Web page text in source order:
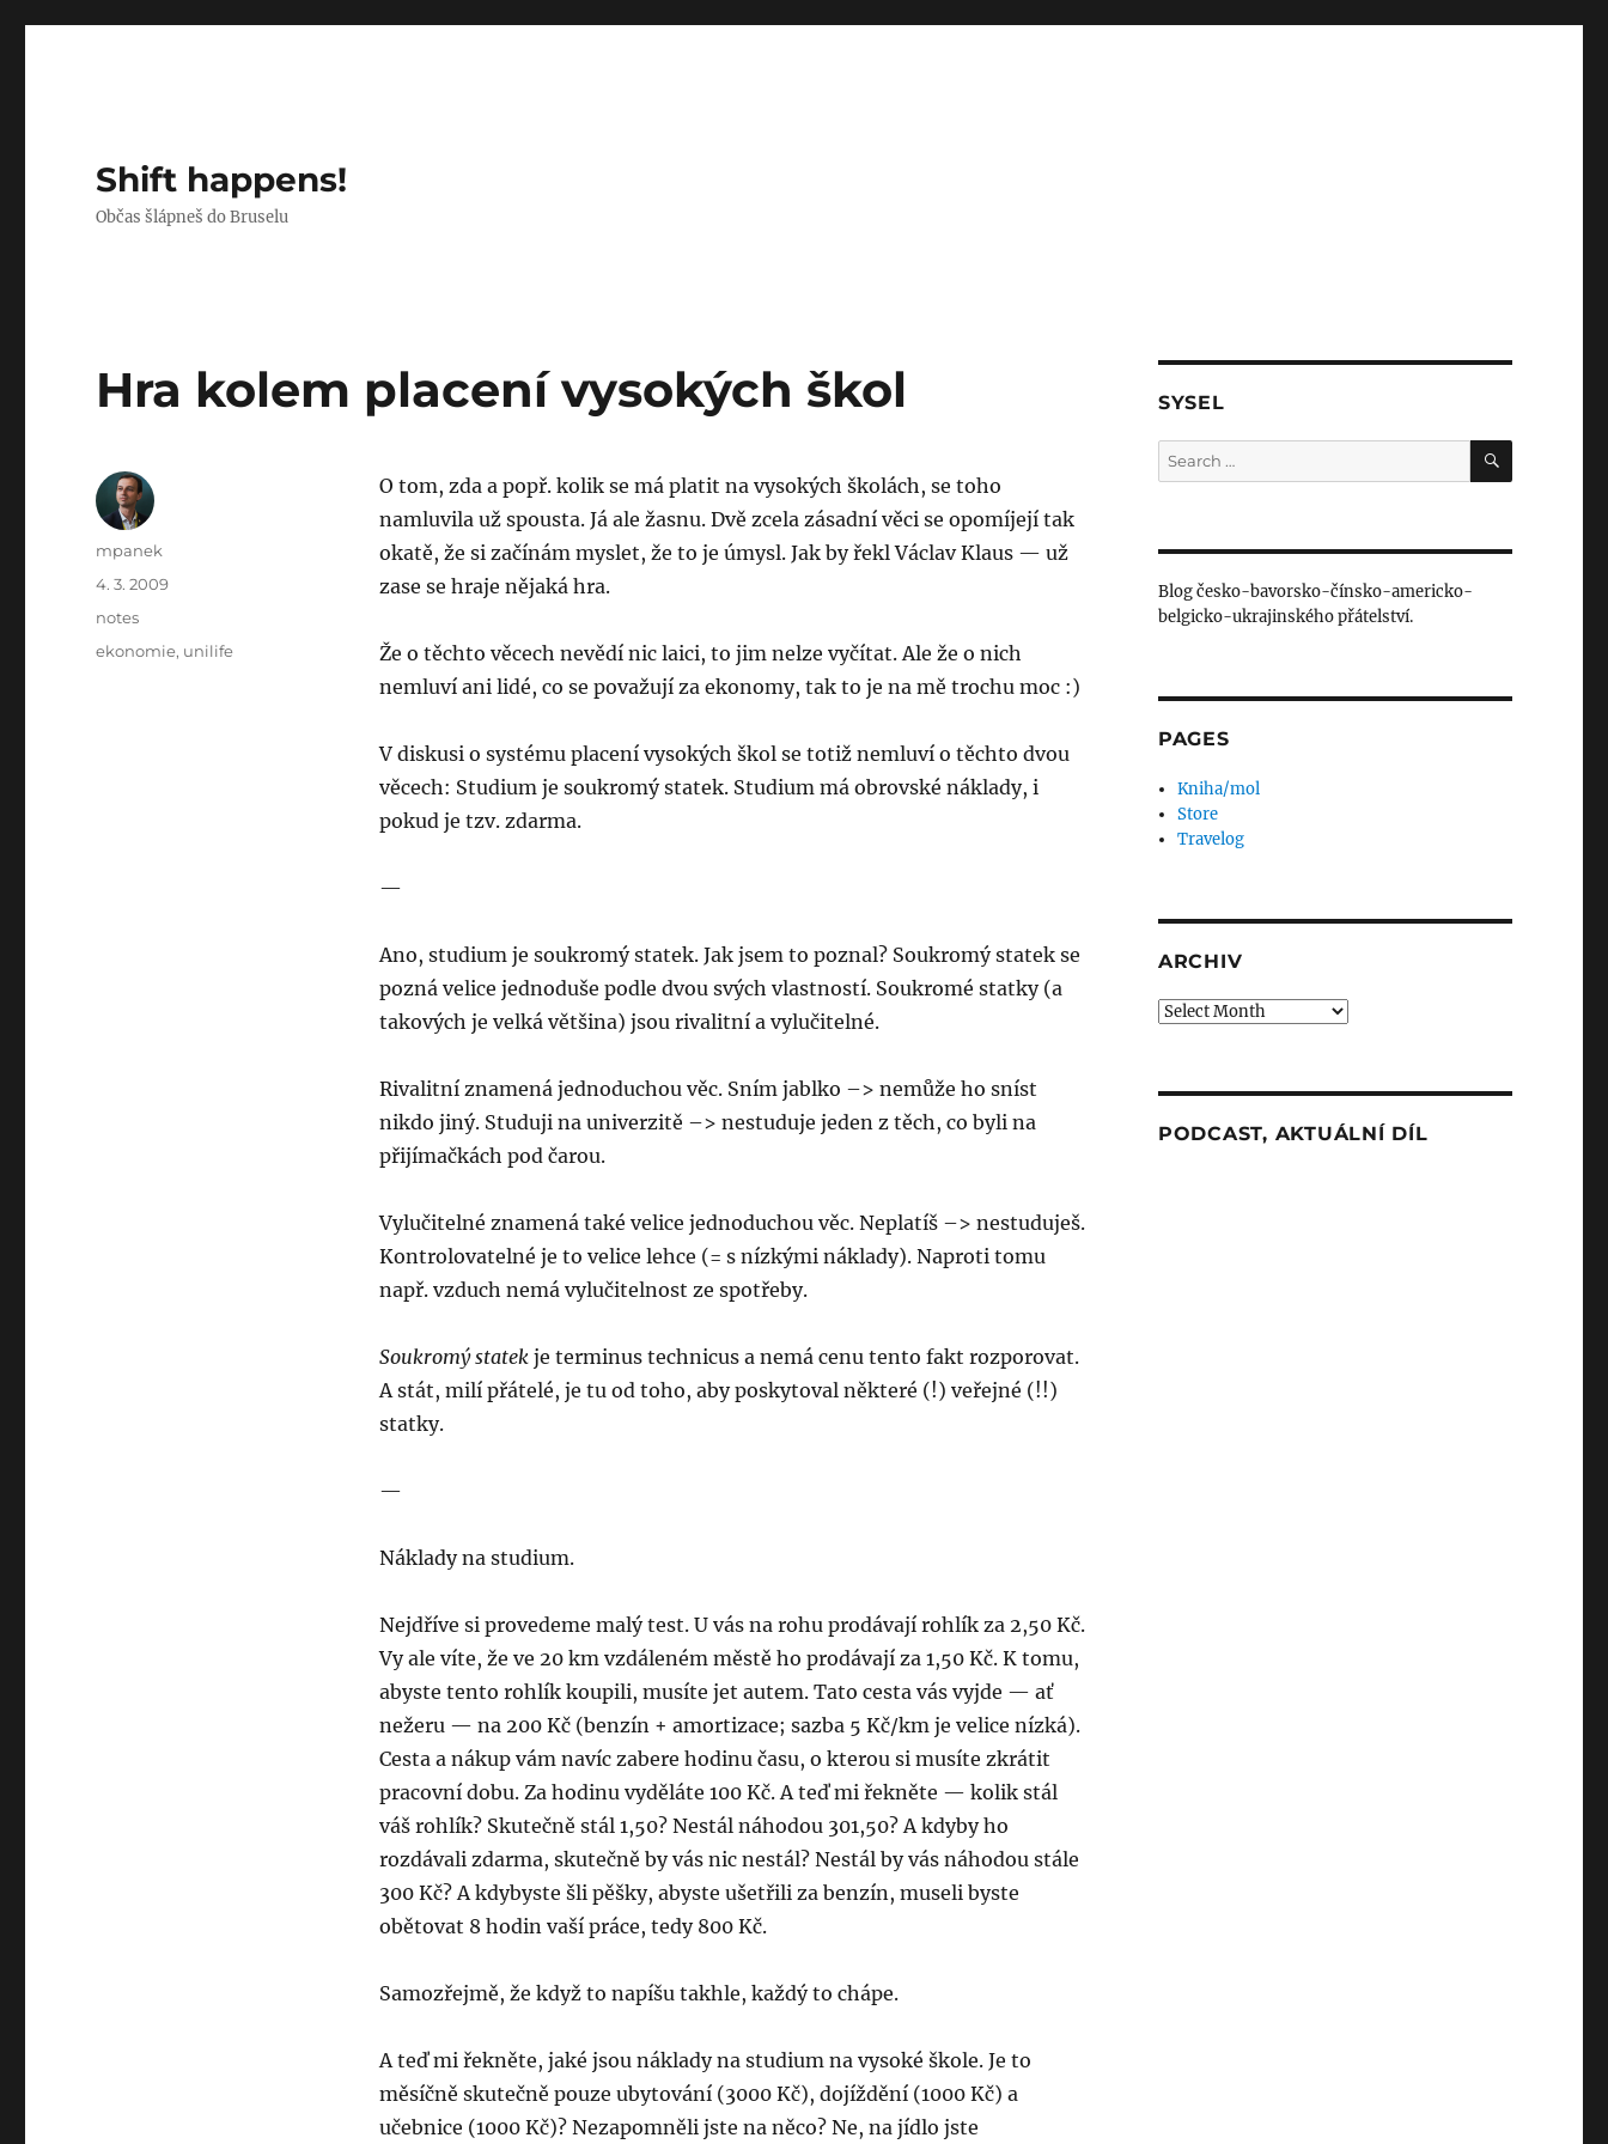
Shift happens!
Občas šlápneš do Bruselu
Hra kolem placení vysokých škol
O tom, zda a popř. kolik se má platit na vysokých školách, se toho
namluvila už spousta. Já ale žasnu. Dvě zcela zásadní věci se opomíjejí tak
okatě, že si začínám myslet, že to je úmysl. Jak by řekl Václav Klaus — už
zase se hraje nějaká hra.
Že o těchto věcech nevědí nic laici, to jim nelze vyčítat. Ale že o nich
nemluví ani lidé, co se považují za ekonomy, tak to je na mě trochu moc :)
V diskusi o systému placení vysokých škol se totiž nemluví o těchto dvou
věcech: Studium je soukromý statek. Studium má obrovské náklady, i
pokud je tzv. zdarma.
—
Ano, studium je soukromý statek. Jak jsem to poznal? Soukromý statek se
pozná velice jednoduše podle dvou svých vlastností. Soukromé statky (a
takových je velká většina) jsou rivalitní a vylučitelné.
Rivalitní znamená jednoduchou věc. Sním jablko –> nemůže ho sníst
nikdo jiný. Studuji na univerzitě –> nestuduje jeden z těch, co byli na
přijímačkách pod čarou.
Vylučitelné znamená také velice jednoduchou věc. Neplatíš –> nestuduješ.
Kontrolovatelné je to velice lehce (= s nízkými náklady). Naproti tomu
např. vzduch nemá vylučitelnost ze spotřeby.
Soukromý statekje terminus technicus a nemá cenu tento fakt rozporovat.
A stát, milí přátelé, je tu od toho, aby poskytoval některé (!) veřejné (!!)
statky.
—
Náklady na studium.
Nejdříve si provedeme malý test. U vás na rohu prodávají rohlík za 2,50 Kč.
Vy ale víte, že ve 20 km vzdáleném městě ho prodávají za 1,50 Kč. K tomu,
abyste tento rohlík koupili, musíte jet autem. Tato cesta vás vyjde — ať
nežeru — na 200 Kč (benzín + amortizace; sazba 5 Kč/km je velice nízká).
Cesta a nákup vám navíc zabere hodinu času, o kterou si musíte zkrátit
pracovní dobu. Za hodinu vyděláte 100 Kč. A teď mi řekněte — kolik stál
váš rohlík? Skutečně stál 1,50? Nestál náhodou 301,50? A kdyby ho
rozdávali zdarma, skutečně by vás nic nestál? Nestál by vás náhodou stále
300 Kč? A kdybyste šli pěšky, abyste ušetřili za benzín, museli byste
obětovat 8 hodin vaší práce, tedy 800 Kč.
Samozřejmě, že když to napíšu takhle, každý to chápe.
A teď mi řekněte, jaké jsou náklady na studium na vysoké škole. Je to
měsíčně skutečně pouze ubytování (3000 Kč), dojíždění (1000 Kč) a
učebnice (1000 Kč)? Nezapomněli jste na něco? Ne, na jídlo jste
Author
mpanek
Posted
4. 3. 2009
Categories
notes
Tags
ekonomie, unilife
SYSEL
Search
for:
SEARCH
Blog česko-bavorsko-čínsko-americko-
belgicko-ukrajinského přátelství.
PAGES
Kniha/mol
Store
Travelog
ARCHIV
Archiv
PODCAST, AKTUÁLNÍ DÍL